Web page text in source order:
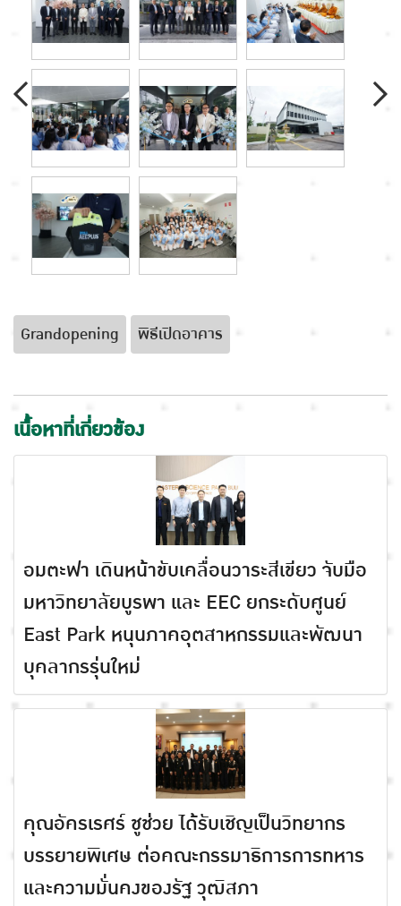
Grandopening พิธีเปิดอาคาร
เนื้อหาที่เกี่ยวข้อง
อมตะฟา เดินหน้าขับเคลื่อนวาระสีเขียว จับมือ
มหาวิทยาลัยบูรพา และ EEC ยกระดับศูนย์
East Park หนุนภาคอุตสาหกรรมและพัฒนา
บุคลากรรุ่นใหม่
คุณอัครเรศร์ ชูช่วย ได้รับเชิญเป็นวิทยากร
บรรยายพิเศษ ต่อคณะกรรมาธิการการทหาร
และความมั่นคงของรัฐ วุฒิสภา